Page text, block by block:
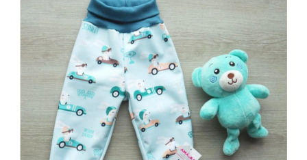
KONTAKTY
HODNOCENÍ OBCHODU
Kontakty Proč AMÁLKA?
Doprava a platba
Tabulka velikostí
Postup pro vrácení a výměnu